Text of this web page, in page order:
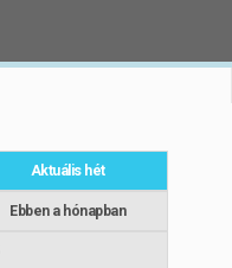
Aktuális hét
Ebben a hónapban